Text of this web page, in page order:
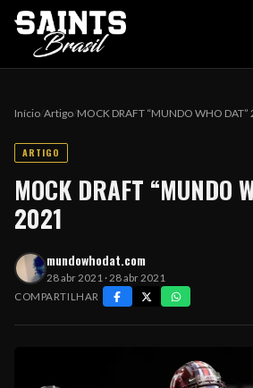
HOME
COLUNA DO ZÉ
NOSSA HISTÓRIA
Início Artigo MOCK DRAFT “MUNDO WHO DAT”
ARTIGO
MOCK DRAFT “MUNDO
2021
mundowhodat.com
28 abr 2021 · 28 abr 2021
COMPARTILHAR